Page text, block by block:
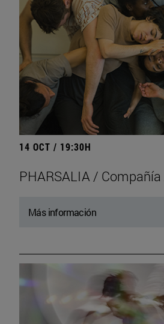
14 OCT / 19:30H
PHARSALIA /
Más información